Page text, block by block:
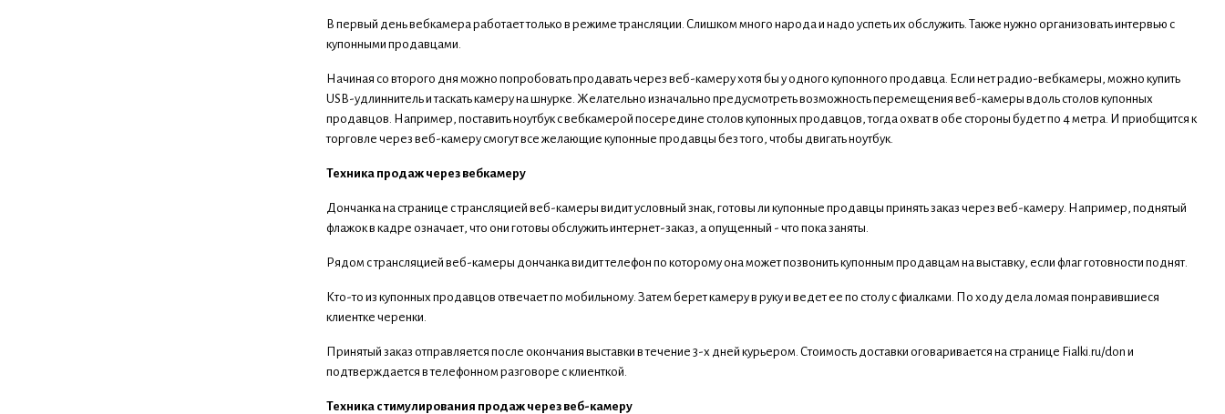
В первый день вебкамера работает только в режиме трансляции. Слишком много народа и надо успеть их обслужить. Также нужно организовать интервью с
купонными продавцами.
Начиная со второго дня можно попробовать продавать через веб-камеру хотя бы у одного купонного продавца. Если нет радио-вебкамеры, можно купить
USB-удлиннитель и таскать камеру на шнурке. Желательно изначально предусмотреть возможность перемещения веб-камеры вдоль столов купонных
продавцов. Например, поставить ноутбук с вебкамерой посередине столов купонных продавцов, тогда охват в обе стороны будет по 4 метра. И приобщится к
торговле через веб-камеру смогут все желающие купонные продавцы без того, чтобы двигать ноутбук.
Техника продаж через вебкамеру
Дончанка на странице с трансляцией веб-камеры видит условный знак, готовы ли купонные продавцы принять заказ через веб-камеру. Например, поднятый
флажок в кадре означает, что они готовы обслужить интернет-заказ, а опущенный - что пока заняты.
Рядом с трансляцией веб-камеры дончанка видит телефон по которому она может позвонить купонным продавцам на выставку, если флаг готовности поднят.
Кто-то из купонных продавцов отвечает по мобильному. Затем берет камеру в руку и ведет ее по столу с фиалками. По ходу дела ломая понравившиеся
клиентке черенки.
Принятый заказ отправляется после окончания выставки в течение 3-х дней курьером. Стоимость доставки оговаривается на странице Fialki.ru/don и
подтверждается в телефонном разговоре с клиенткой.
Техника стимулирования продаж через веб-камеру